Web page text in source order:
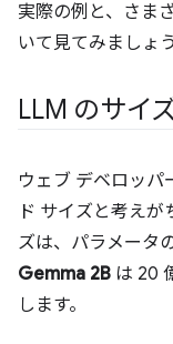
実際の例と、さま
いて見てみましょう
LLM のサイ
ウェブ デベロッパ
ド サイズと考え
ズは、パラメータ
Gemma 2B は 20
します。